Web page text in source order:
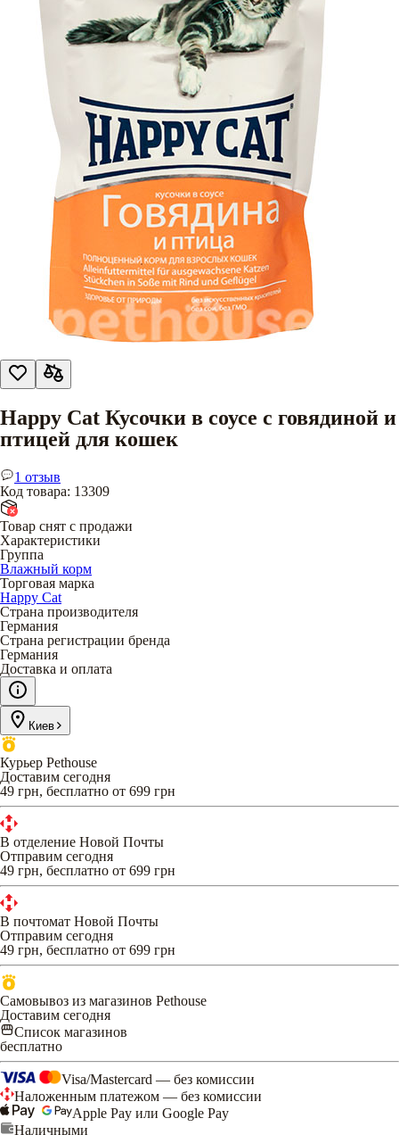
Happy Cat Кусочки в соусе с говядиной и
птицей для кошек
1 отзыв
Код товара: 13309
Товар снят с продажи
Характеристики
Группа
Влажный корм
Торговая марка
Happy Cat
Страна производителя
Германия
Страна регистрации бренда
Германия
Доставка и оплата
Киев
Курьер Pethouse
Доставим сегодня
49 грн, бесплатно от 699 грн
В отделение Новой Почты
Отправим сегодня
49 грн, бесплатно от 699 грн
В почтомат Новой Почты
Отправим сегодня
49 грн, бесплатно от 699 грн
Самовывоз из магазинов Pethouse
Доставим сегодня
Список магазинов
бесплатно
Visa/Mastercard — без комиссии
Наложенным платежом — без комиссии
Apple Pay или Google Pay
Наличными